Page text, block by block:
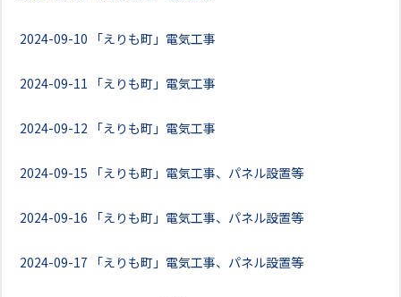
2024-09-10 「えりも町」電気工事
2024-09-11 「えりも町」電気工事
2024-09-12 「えりも町」電気工事
2024-09-15 「えりも町」電気工事、パネル設置等
2024-09-16 「えりも町」電気工事、パネル設置等
2024-09-17 「えりも町」電気工事、パネル設置等